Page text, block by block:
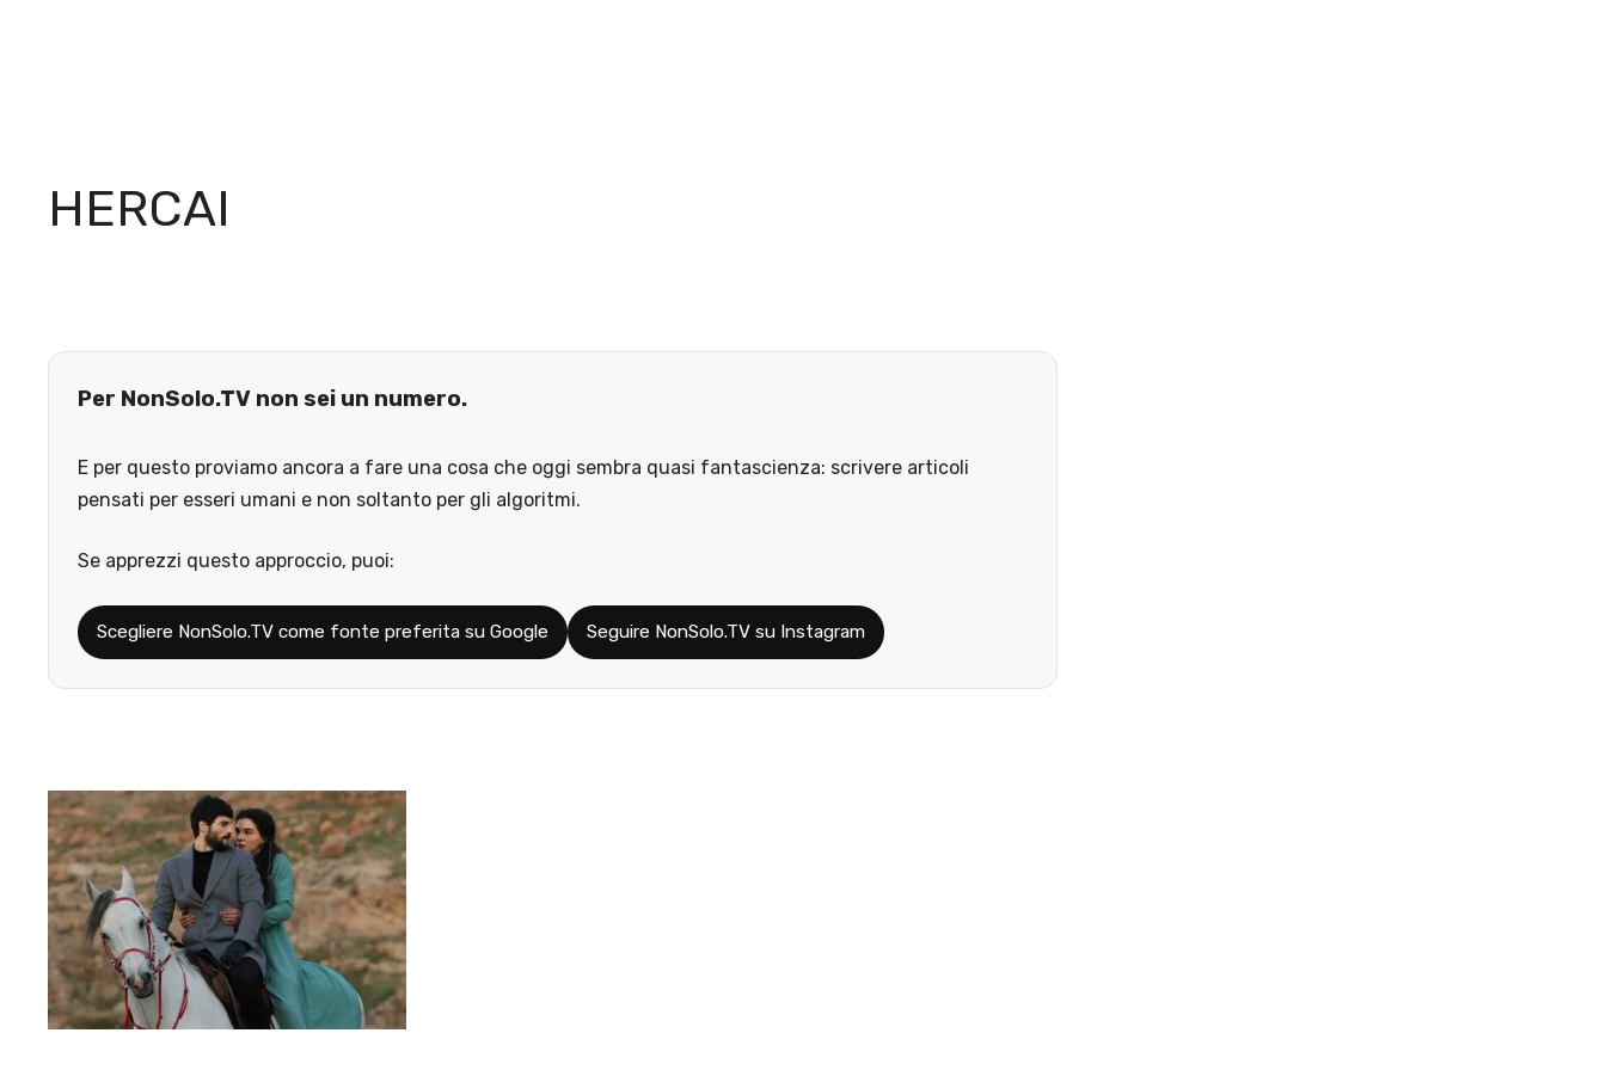
HERCAI
Per NonSolo.TV non sei un numero.
E per questo proviamo ancora a fare una cosa che oggi sembra quasi fantascienza: scrivere articoli
pensati per esseri umani e non soltanto per gli algoritmi.
Se apprezzi questo approccio, puoi:
Scegliere NonSolo.TV come fonte preferita su Google Seguire NonSolo.TV su Instagram